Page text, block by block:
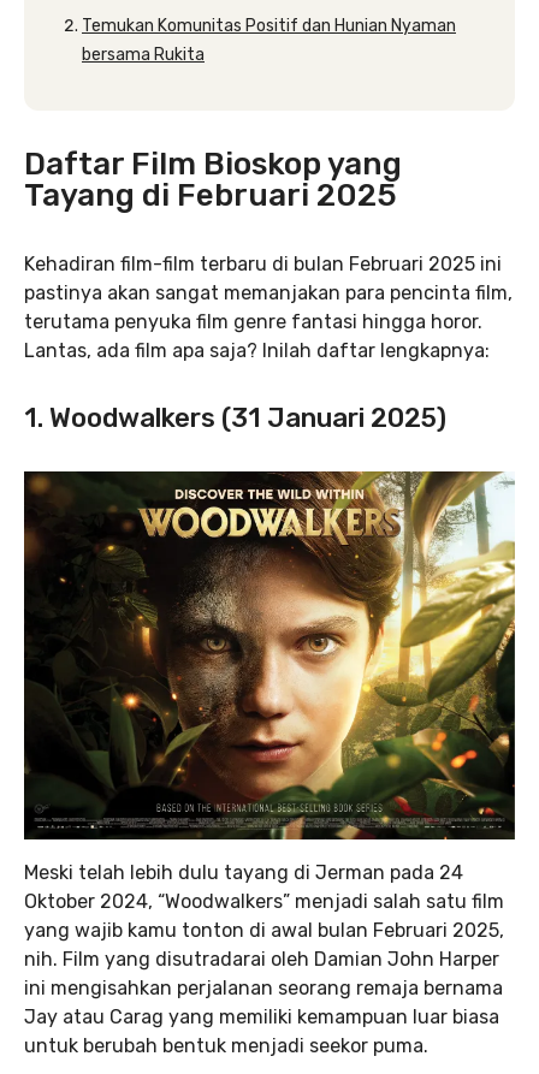
Temukan Komunitas Positif dan Hunian Nyaman
bersama Rukita
Daftar Film Bioskop yang
Tayang di Februari 2025
Kehadiran film-film terbaru di bulan Februari 2025 ini
pastinya akan sangat memanjakan para pencinta film,
terutama penyuka film genre fantasi hingga horor.
Lantas, ada film apa saja? Inilah daftar lengkapnya:
1. Woodwalkers (31 Januari 2025)
Meski telah lebih dulu tayang di Jerman pada 24
Oktober 2024, “Woodwalkers” menjadi salah satu film
yang wajib kamu tonton di awal bulan Februari 2025,
nih. Film yang disutradarai oleh Damian John Harper
ini mengisahkan perjalanan seorang remaja bernama
Jay atau Carag yang memiliki kemampuan luar biasa
untuk berubah bentuk menjadi seekor puma.